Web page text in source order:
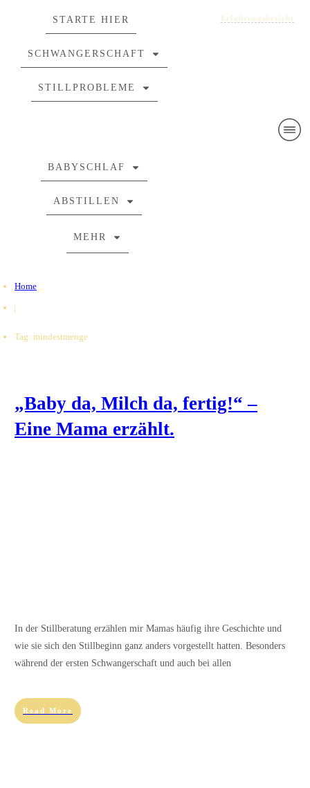
STARTE HIER
SCHWANGERSCHAFT
STILLPROBLEME
BABYSCHLAF
ABSTILLEN
MEHR
Home
|
Tag: mindestmenge
„Baby da, Milch da, fertig!“ –
Eine Mama erzählt.
Erfahrungsbericht
In der Stillberatung erzählen mir Mamas häufig ihre Geschichte und
wie sie sich den Stillbeginn ganz anders vorgestellt hatten. Besonders
während der ersten Schwangerschaft und auch bei allen
Read More